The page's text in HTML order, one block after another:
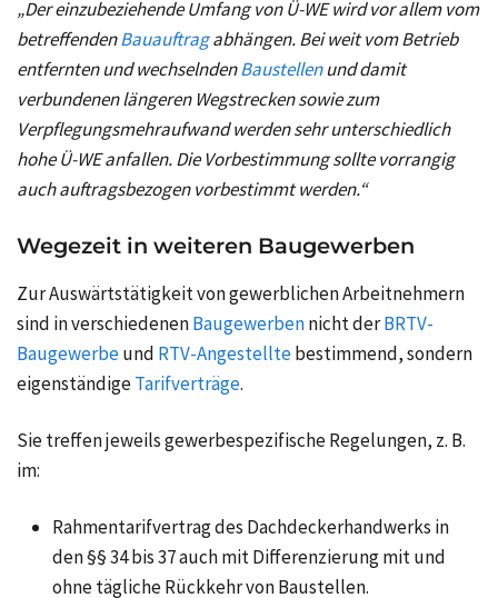
„Der einzubeziehende Umfang von Ü‑WE wird vor allem vom
betreffendenBauauftragabhängen. Bei weit vom Betrieb
entfernten und wechselndenBaustellenund damit
verbundenen längeren Wegstrecken sowie zum
Verpflegungsmehraufwand werden sehr unterschiedlich
hohe Ü‑WE anfallen. Die Vorbestimmung sollte vorrangig
auch auftragsbezogen vorbestimmt werden.“
Wegezeit in weiteren Baugewerben
Zur Auswärtstätigkeit von gewerblichen Arbeitnehmern
sind in verschiedenenBaugewerbennicht derBRTV-
Baugewerbeund RTV-Angestelltebestimmend, sondern
eigenständigeTarifverträge.
Sie treffen jeweils gewerbespezifische Regelungen, z. B.
im:
Rahmentarifvertrag des Dachdeckerhandwerks in
den §§ 34 bis 37 auch mit Differenzierung mit und
ohne tägliche Rückkehr von Baustellen.